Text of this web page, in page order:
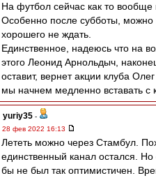
На футбол сейчас как то вообще
Особенно после субботы, можно
хорошего не ждать.
Единственное, надеюсь что на
этого Леонид Арнольдыч,
оставит, вернет акции клуба
мы начнем медленно вставать с
yuriy35 -
28 фев 2022 16:13
Лететь можно через Стамбул.
единственный канал остался.
бы не был так оптимистичен.